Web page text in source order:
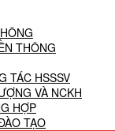
THÔNG
TÁC HSSSV
VÀ NCKH
HỢP
TẠO